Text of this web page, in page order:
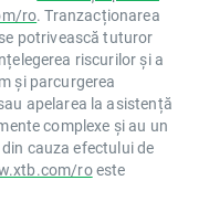
ro. Tranzacționarea
potrivească tuturor
riscurilor și a
și parcurgerea
apelarea la asistență
complexe și au un
cauza efectului de
roeste